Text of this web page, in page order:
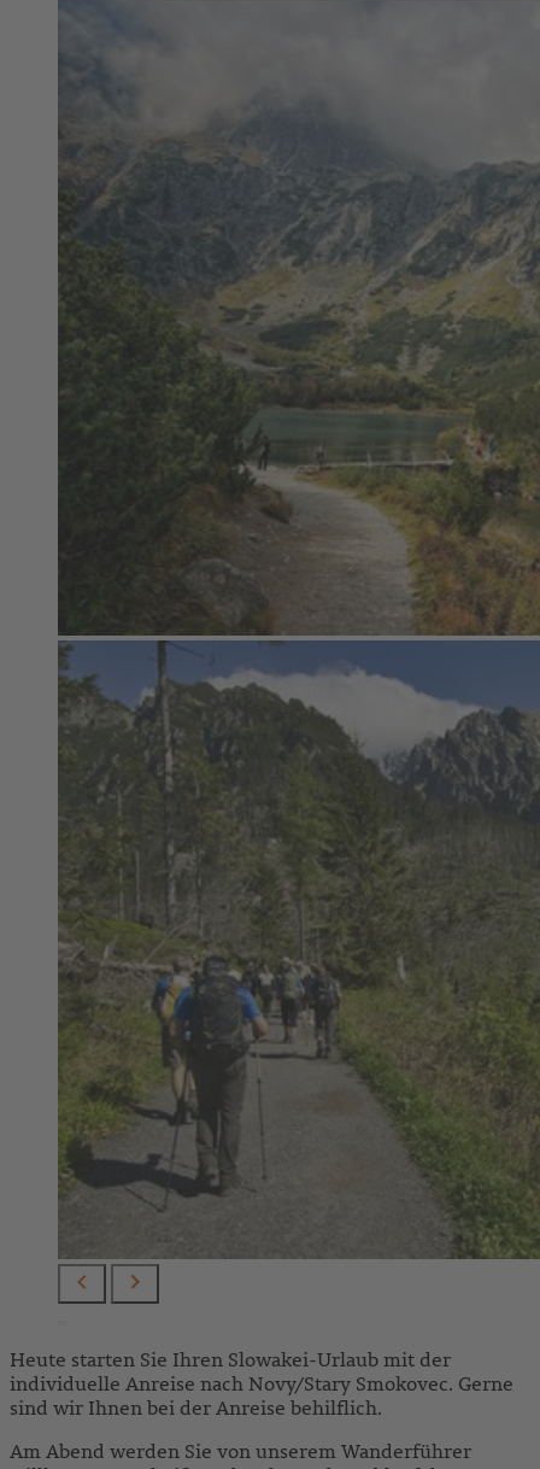
Heute starten Sie Ihren Slowakei-Urlaub mit der
individuelle Anreise nach Novy/Stary Smokovec. Gerne
sind wir Ihnen bei der Anreise behilflich.
Am Abend werden Sie von unserem Wanderführer